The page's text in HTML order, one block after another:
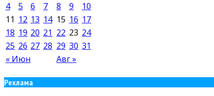
« Июн Авг »
4
5 6 7 8 9
10
11 12 13 14 15 16 17
18 19 20 21 22 23 24
25 26 27 28 29 30 31
Реклама